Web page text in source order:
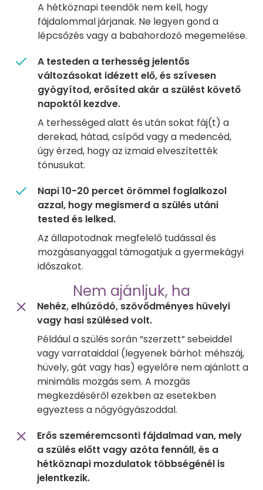
A hétköznapi teendők nem kell, hogy
fájdalommal járjanak. Ne legyen gond a
lépcsőzés vagy a babahordozó megemelése.
A testeden a terhesség jelentős
változásokat idézett elő, és szívesen
gyógyítod, erősíted akár a szülést követő
napoktól kezdve.
A terhességed alatt és után sokat fáj(t) a
derekad, hátad, csípőd vagy a medencéd,
úgy érzed, hogy az izmaid elveszítették
tónusukat.
Napi 10-20 percet örömmel foglalkozol
azzal, hogy megismerd a szülés utáni
tested és lelked.
Az állapotodnak megfelelő tudással és
mozgásanyaggal támogatjuk a gyermekágyi
időszakot.
Nem ajánljuk, ha
Nehéz, elhúzódó, szövődményes hüvelyi
vagy hasi szülésed volt.
Például a szülés során “szerzett” sebeiddel
vagy varrataiddal (legyenek bárhol: méhszáj,
hüvely, gát vagy has) egyelőre nem ajánlott a
minimális mozgás sem. A mozgás
megkezdéséről ezekben az esetekben
egyeztess a nőgyógyászoddal.
Erős szeméremcsonti fájdalmad van, mely
a szülés előtt vagy azóta fennáll, és a
hétköznapi mozdulatok többségénél is
jelentkezik.